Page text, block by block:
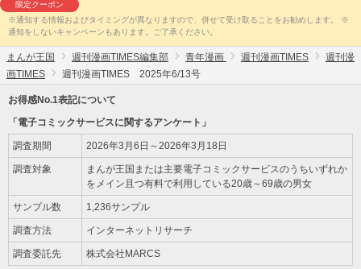
限定クーポン
※通知する情報およびタイミングが異なりますので、併せて受け取ることをお勧めします。 ※
通知をしないキャンペーンもあります。ご了承ください。
まんが王国 週刊漫画TIMES編集部 青年漫画 週刊漫画TIMES
週刊漫
画TIMES
週刊漫画TIMES 2025年6/13号
お得感No.1表記について
「電子コミックサービスに関するアンケート」
調査期間 2026年3月6日～2026年3月18日
調査対象
まんが王国または主要電子コミックサービスのうちいずれか
をメイン且つ有料で利用している20歳～69歳の男女
サンプル数 1,236サンプル
調査方法 インターネットリサーチ
調査委託先 株式会社MARCS